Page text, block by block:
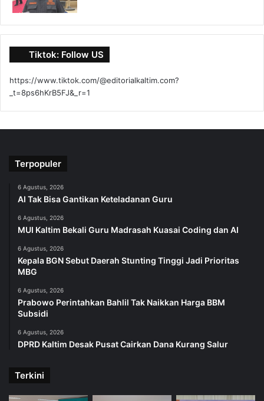
Tiktok: Follow US
https://www.tiktok.com/@editorialkaltim.com?
_t=8ps6hKrB5FJ&_r=1
Terpopuler
6 Agustus, 2026
AI Tak Bisa Gantikan Keteladanan Guru
6 Agustus, 2026
MUI Kaltim Bekali Guru Madrasah Kuasai Coding dan AI
6 Agustus, 2026
Kepala BGN Sebut Daerah Stunting Tinggi Jadi Prioritas
MBG
6 Agustus, 2026
Prabowo Perintahkan Bahlil Tak Naikkan Harga BBM
Subsidi
6 Agustus, 2026
DPRD Kaltim Desak Pusat Cairkan Dana Kurang Salur
Terkini